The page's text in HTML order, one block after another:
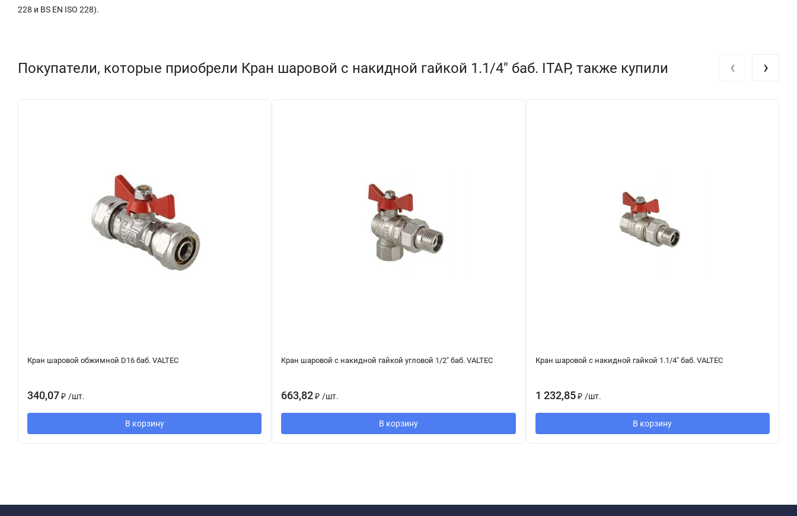
228 и BS EN ISO 228).
Покупатели, которые приобрели Кран шаровой с накидной гайкой 1.1/4" баб. ITAP, также купили
Кран шаровой обжимной D16 баб. VALTEC
340,07₽ /шт.
В корзину
Кран шаровой с накидной гайкой угловой 1/2" баб. VALTEC
663,82 ₽ /шт.
В корзину
Кран шаровой с накидной гайкой 1.1/4" баб. VALTEC
1 232,85 ₽ /шт.
В корзину
‹ ›